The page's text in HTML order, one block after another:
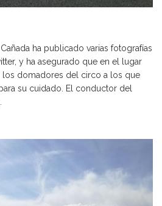
ha publicado varias fotografías
y ha asegurado que en el lugar
los domadores del circo a los que
su cuidado. El conductor del